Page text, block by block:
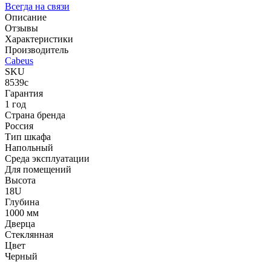
Всегда на связи
Описание
Отзывы
Характеристики
Производитель
Cabeus
SKU
8539c
Гарантия
1 год
Страна бренда
Россия
Тип шкафа
Напольный
Среда эксплуатации
Для помещений
Высота
18U
Глубина
1000 мм
Дверца
Стеклянная
Цвет
Черный